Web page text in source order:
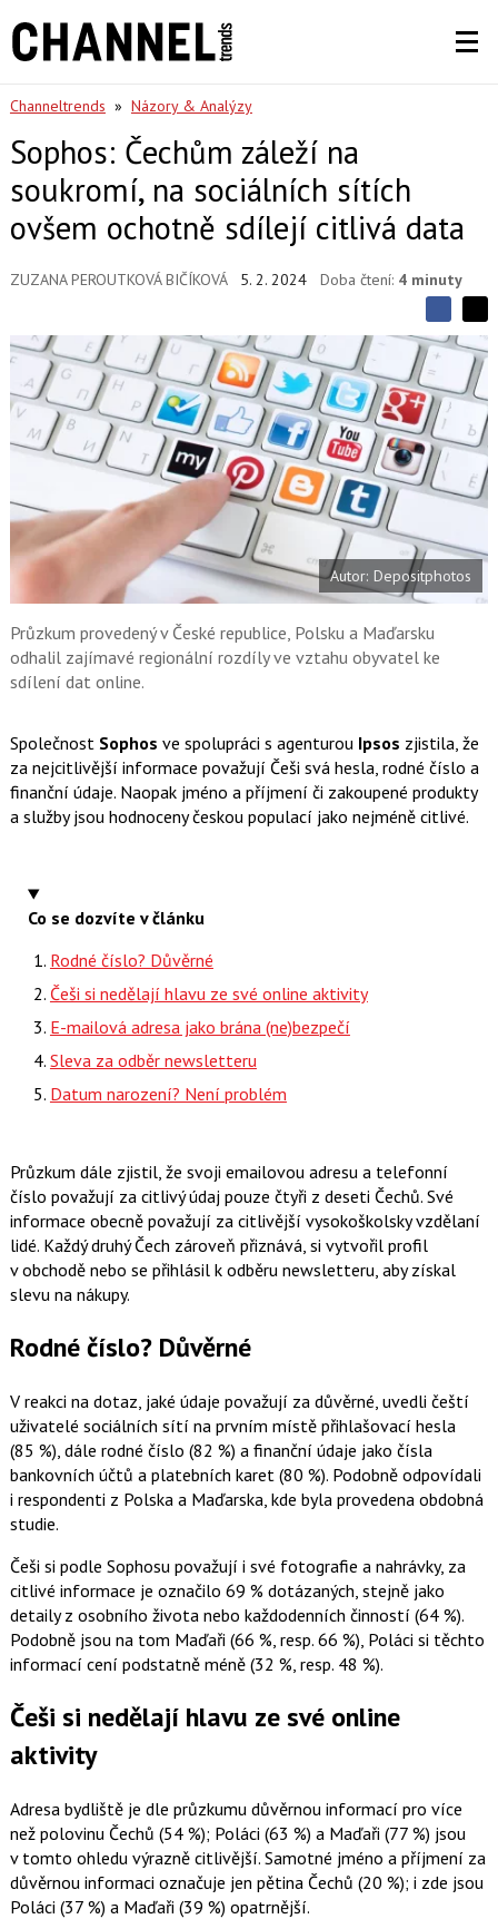
Channeltrends » Názory & Analýzy
Sophos: Čechům záleží na
soukromí, na sociálních sítích
ovšem ochotně sdílejí citlivá data
ZUZANA PEROUTKOVÁ BIČÍKOVÁ 5. 2. 2024 Doba čtení: 4 minuty
S
d
í
l
e
t
S
d
í
e
j
t
e
n
a
F
e
b
o
o
d
í
l
e
t
e
a
s
X
Autor: Depositphotos
Průzkum provedený v České republice, Polsku a Maďarsku
odhalil zajímavé regionální rozdíly ve vztahu obyvatel ke
sdílení dat online.
Společnost Sophos ve spolupráci s agenturou Ipsos zjistila, že
za nejcitlivější informace považují Češi svá hesla, rodné číslo a
finanční údaje. Naopak jméno a příjmení či zakoupené produkty
a služby jsou hodnoceny českou populací jako nejméně citlivé.
Co se dozvíte v článku
Rodné číslo? Důvěrné
Češi si nedělají hlavu ze své online aktivity
E-mailová adresa jako brána (ne)bezpečí
Sleva za odběr newsletteru
Datum narození? Není problém
Průzkum dále zjistil, že svoji emailovou adresu a telefonní
číslo považují za citlivý údaj pouze čtyři z deseti Čechů. Své
informace obecně považují za citlivější vysokoškolsky vzdělaní
lidé. Každý druhý Čech zároveň přiznává, si vytvořil profil
v obchodě nebo se přihlásil k odběru newsletteru, aby získal
slevu na nákupy.
Rodné číslo? Důvěrné
V reakci na dotaz, jaké údaje považují za důvěrné, uvedli čeští
uživatelé sociálních sítí na prvním místě přihlašovací hesla
(85 %), dále rodné číslo (82 %) a finanční údaje jako čísla
bankovních účtů a platebních karet (80 %). Podobně odpovídali
i respondenti z Polska a Maďarska, kde byla provedena obdobná
studie.
Češi si podle Sophosu považují i své fotografie a nahrávky, za
citlivé informace je označilo 69 % dotázaných, stejně jako
detaily z osobního života nebo každodenních činností (64 %).
Podobně jsou na tom Maďaři (66 %, resp. 66 %), Poláci si těchto
informací cení podstatně méně (32 %, resp. 48 %).
Češi si nedělají hlavu ze své online
aktivity
Adresa bydliště je dle průzkumu důvěrnou informací pro více
než polovinu Čechů (54 %); Poláci (63 %) a Maďaři (77 %) jsou
v tomto ohledu výrazně citlivější. Samotné jméno a příjmení za
důvěrnou informaci označuje jen pětina Čechů (20 %); i zde jsou
Poláci (37 %) a Maďaři (39 %) opatrnější.